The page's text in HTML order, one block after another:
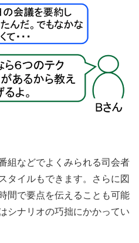
組などでよくみられる司会者
タイルもできます。さらに図
間で要点を伝えることも可能
シナリオの巧拙にかかってい